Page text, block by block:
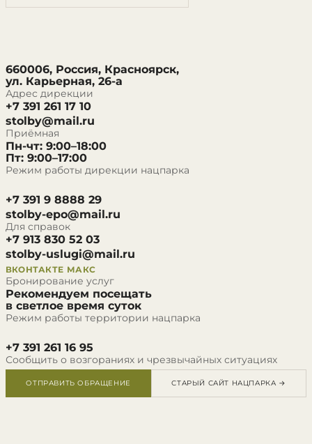
660006, Россия, Красноярск,
ул. Карьерная, 26-а
Адрес дирекции
+7 391 261 17 10
stolby@mail.ru
Приёмная
Пн-чт: 9:00–18:00
Пт: 9:00–17:00
Режим работы дирекции нацпарка
+7 391 9 8888 29
stolby-epo@mail.ru
Для справок
+7 913 830 52 03
stolby-uslugi@mail.ru
ВКОНТАКТЕ МАКС
Бронирование услуг
Рекомендуем посещать
в светлое время суток
Режим работы территории нацпарка
+7 391 261 16 95
Сообщить о возгораниях и чрезвычайных ситуациях
ОТПРАВИТЬ ОБРАЩЕНИЕ СТАРЫЙ САЙТ НАЦПАРКА →